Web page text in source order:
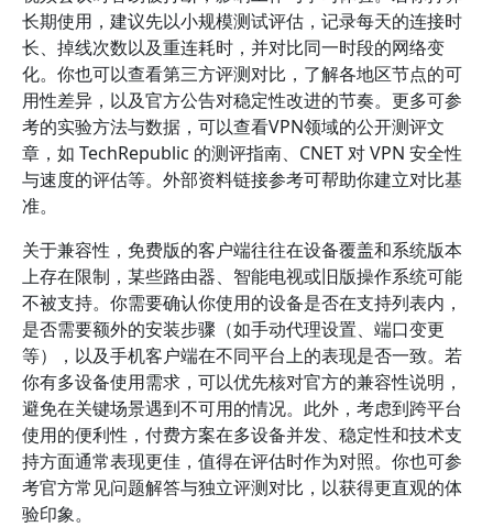
长期使用，建议先以小规模测试评估，记录每天的连接时
长、掉线次数以及重连耗时，并对比同一时段的网络变
化。你也可以查看第三方评测对比，了解各地区节点的可
用性差异，以及官方公告对稳定性改进的节奏。更多可参
考的实验方法与数据，可以查看VPN领域的公开测评文
章，如 TechRepublic 的测评指南、CNET 对 VPN 安全性
与速度的评估等。外部资料链接参考可帮助你建立对比基
准。
关于兼容性，免费版的客户端往往在设备覆盖和系统版本
上存在限制，某些路由器、智能电视或旧版操作系统可能
不被支持。你需要确认你使用的设备是否在支持列表内，
是否需要额外的安装步骤（如手动代理设置、端口变更
等），以及手机客户端在不同平台上的表现是否一致。若
你有多设备使用需求，可以优先核对官方的兼容性说明，
避免在关键场景遇到不可用的情况。此外，考虑到跨平台
使用的便利性，付费方案在多设备并发、稳定性和技术支
持方面通常表现更佳，值得在评估时作为对照。你也可参
考官方常见问题解答与独立评测对比，以获得更直观的体
验印象。